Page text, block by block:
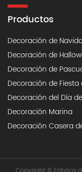
Productos
Decoración de
Decoración de
Decoración de
Decoración de
Decoración del Día
Decoración Marina
Decoración Casera